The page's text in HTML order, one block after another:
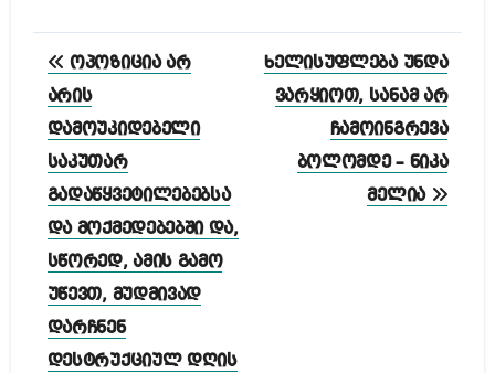
პოსტის
ნავიგაცია
ოპოზიცია არ
არის
დამოუკიდებელი
საკუთარ
გადაწყვეტილებებსა
და მოქმედებებში და,
სწორედ, ამის გამო
უწევთ, მუდმივად
დარჩნენ
დესტრუქციულ დღის
ხელისუფლება უნდა
ვარყიოთ, სანამ არ
ჩამოინგრევა
ბოლომდე – ნიკა
მელია